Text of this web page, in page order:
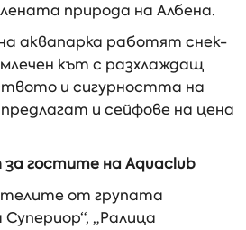
природа на Албена.
аквапарка работят снек-
кът с разхлаждащ
и сигурността на
и сейфове на цена
гостите на Aquaclub
от групата
„Ралица